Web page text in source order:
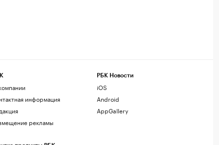
информация
рекламы
РБК Новости
iOS
Android
AppGallery